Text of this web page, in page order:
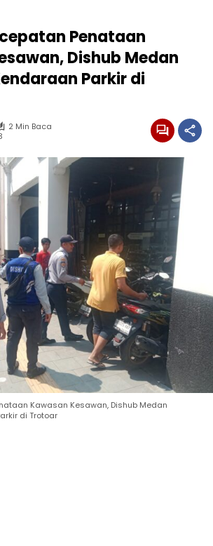
Penataan
Dishub Medan
Parkir di
2 Min Baca
Kawasan Kesawan, Dishub Medan
di Trotoar